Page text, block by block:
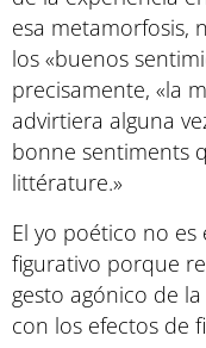
esa metamorfosis,
los «buenos
precisamente, «la
advirtiera alguna
bonne sentiments
littérature.»
El yo poético no es
figurativo porque
gesto agónico de
con los efectos de